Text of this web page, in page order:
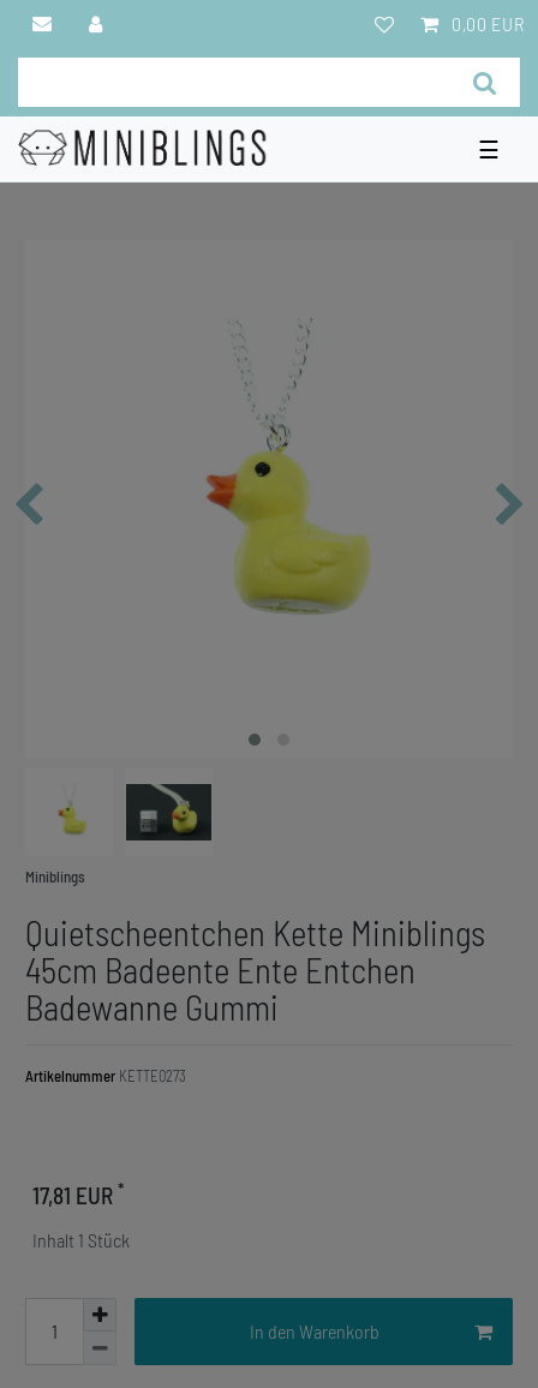
0,00 EUR
☰
Miniblings
Quietscheentchen Kette Miniblings
45cm Badeente Ente Entchen
Badewanne Gummi
Artikelnummer KETTE0273
17,81 EUR *
Inhalt 1 Stück
In den Warenkorb